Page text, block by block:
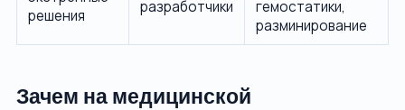
решения
разработчики
гемостатики,
разминирование
Зачем на медицинской